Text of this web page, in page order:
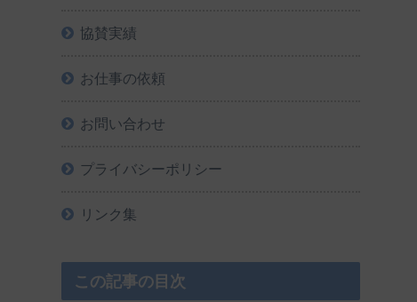
協賛実績
お仕事の依頼
お問い合わせ
プライバシーポリシー
リンク集
この記事の目次